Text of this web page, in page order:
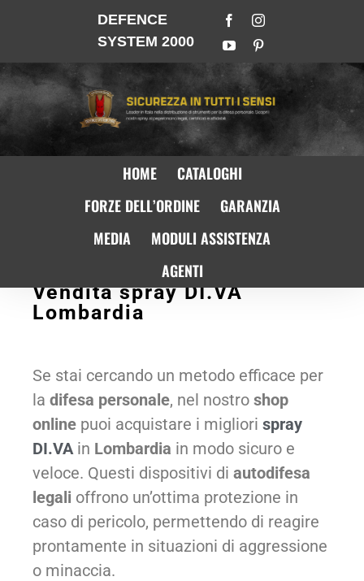
DEFENCE
SYSTEM 2000
HOME
CATALOGHI
FORZE DELL’ORDINE
GARANZIA
MEDIA
MODULI ASSISTENZA
AGENTI
Vendita spray DI.VA
Lombardia
Se stai cercando un metodo efficace per
la difesa personale, nel nostro shop
online puoi acquistare i migliori spray
DI.VA in Lombardia in modo sicuro e
veloce. Questi dispositivi di autodifesa
legali offrono un’ottima protezione in
caso di pericolo, permettendo di reagire
prontamente in situazioni di aggressione
o minaccia.